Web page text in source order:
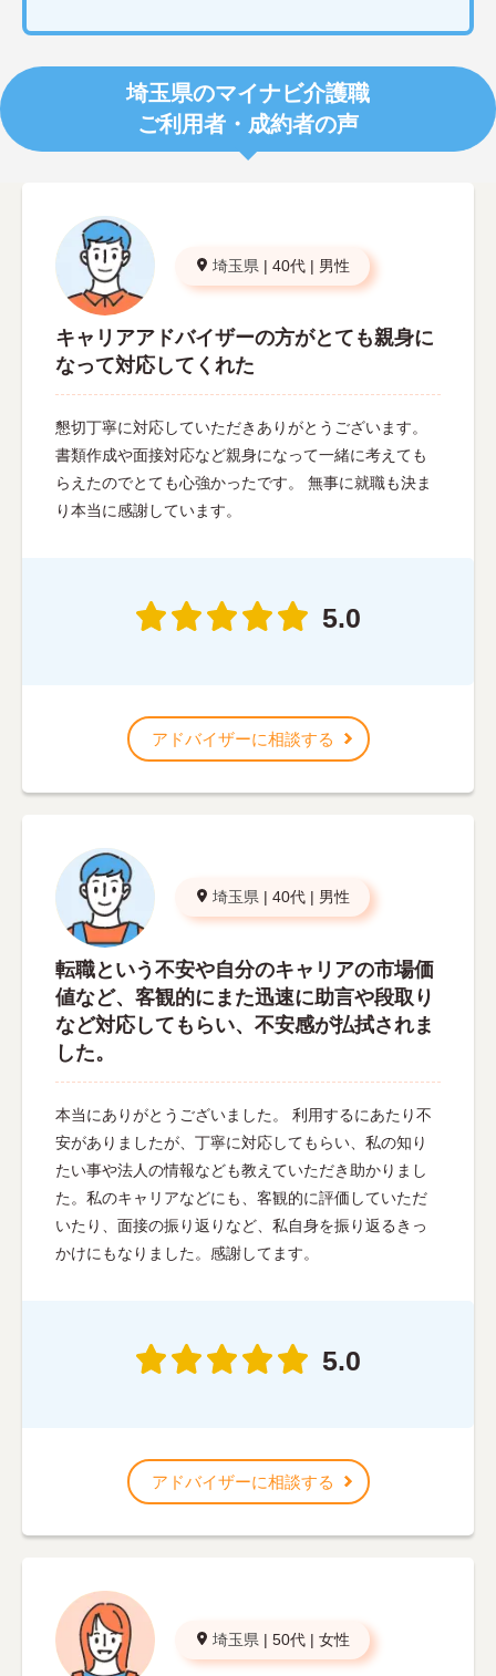
埼玉県のマイナビ介護職
ご利用者・成約者の声
埼玉県 | 40代 | 男性
キャリアアドバイザーの方がとても親身に
なって対応してくれた
懇切丁寧に対応していただきありがとうございます。
書類作成や面接対応など親身になって一緒に考えても
らえたのでとても心強かったです。 無事に就職も決ま
り本当に感謝しています。
5.0
アドバイザーに相談する
埼玉県 | 40代 | 男性
転職という不安や自分のキャリアの市場価
値など、客観的にまた迅速に助言や段取り
など対応してもらい、不安感が払拭されま
した。
本当にありがとうございました。 利用するにあたり不
安がありましたが、丁寧に対応してもらい、私の知り
たい事や法人の情報なども教えていただき助かりまし
た。私のキャリアなどにも、客観的に評価していただ
いたり、面接の振り返りなど、私自身を振り返るきっ
かけにもなりました。感謝してます。
5.0
アドバイザーに相談する
埼玉県 | 50代 | 女性